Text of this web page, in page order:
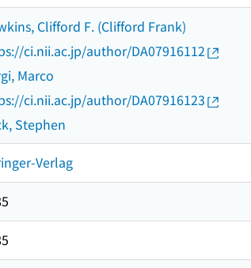
Clifford F. (Clifford Frank)
ci.nii.ac.jp/author/DA07916112
Marco
ci.nii.ac.jp/author/DA07916123
Stephen
Verlag